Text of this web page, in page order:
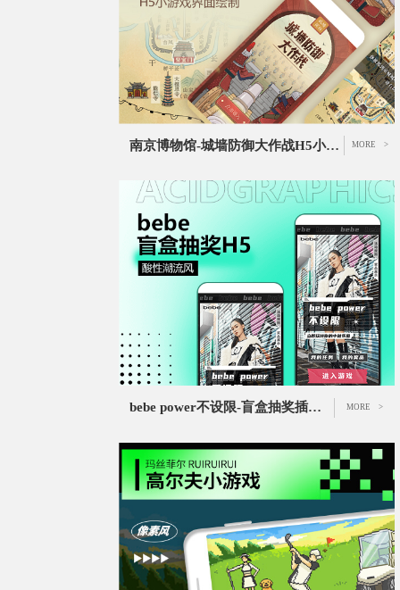
南京博物馆-城墙防御大作战H5小游戏页面设计 MORE >
bebe power不设限-盲盒抽奖插画设计 MORE >